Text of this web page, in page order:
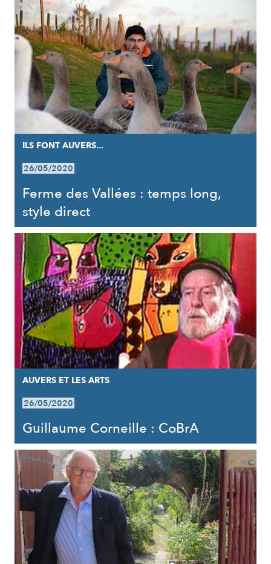
ILS FONT AUVERS...
26/05/2020
Ferme des Vallées : temps long,
style direct
AUVERS ET LES ARTS
26/05/2020
Guillaume Corneille : CoBrA